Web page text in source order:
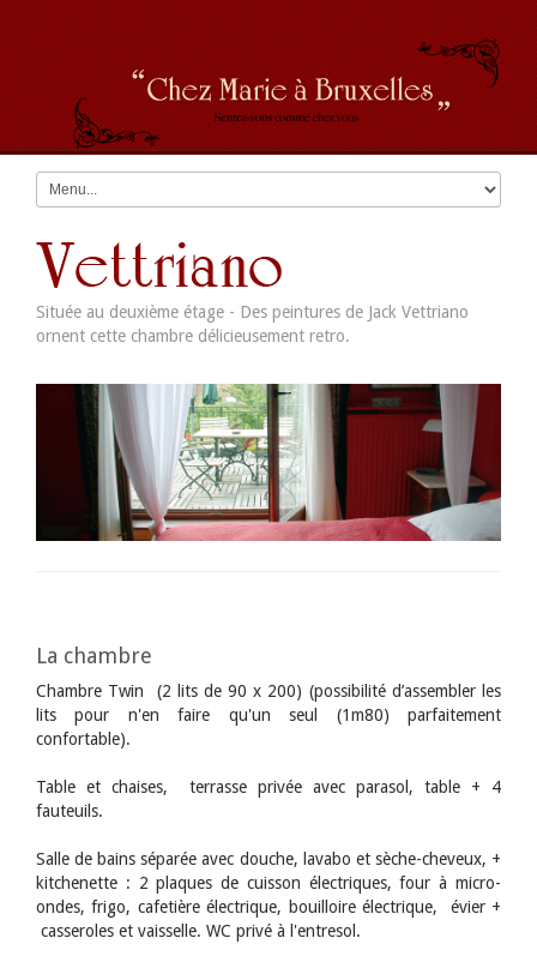
Située au deuxième étage - Des peintures de Jack Vettriano
ornent cette chambre délicieusement retro.
La chambre
Chambre Twin (2 lits de 90 x 200) (possibilité d’assembler les
lits pour n'en faire qu'un seul (1m80) parfaitement
confortable).
Table et chaises, terrasse privée avec parasol, table + 4
fauteuils.
Salle de bains séparée avec douche, lavabo et sèche-cheveux, +
kitchenette : 2 plaques de cuisson électriques, four à micro-
ondes, frigo, cafetière électrique, bouilloire électrique, évier +
casseroles et vaisselle. WC privé à l'entresol.